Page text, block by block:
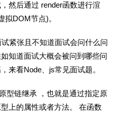
然后通过 render函数进行渲
拟DOM节点)。
紧张且不知道面试会问什么问
知道面试大概会被问到哪些问
来看Node、js常见面试题。
型链继承 ，也就是通过指定原
上的属性或者方法。 在函数